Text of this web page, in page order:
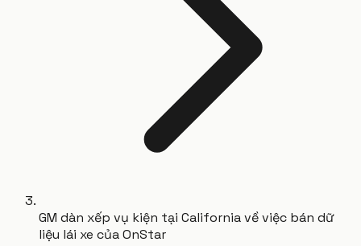
GM dàn xếp vụ kiện tại California về việc bán dữ
liệu lái xe của OnStar